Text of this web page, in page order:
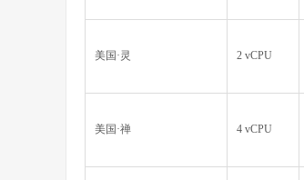
美国·灵 2 vCPU
美国·禅 4 vCPU